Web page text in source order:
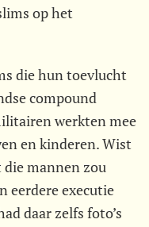
op het
die hun toevlucht
compound
werkten mee
en kinderen. Wist
mannen zou
eerdere executie
daar zelfs foto’s